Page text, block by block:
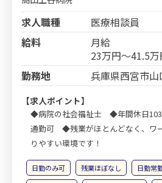
求人職種
医療相談員
給料
月給
23万円～41.5万
勤務地
兵庫県西宮市
【求人ポイント】
◆病院の社会福祉士 ◆年間休日
通勤可 ◆残業がほとんどなく、ワ
りやすい環境です！
日勤のみ可 残業ほぼなし 日勤常